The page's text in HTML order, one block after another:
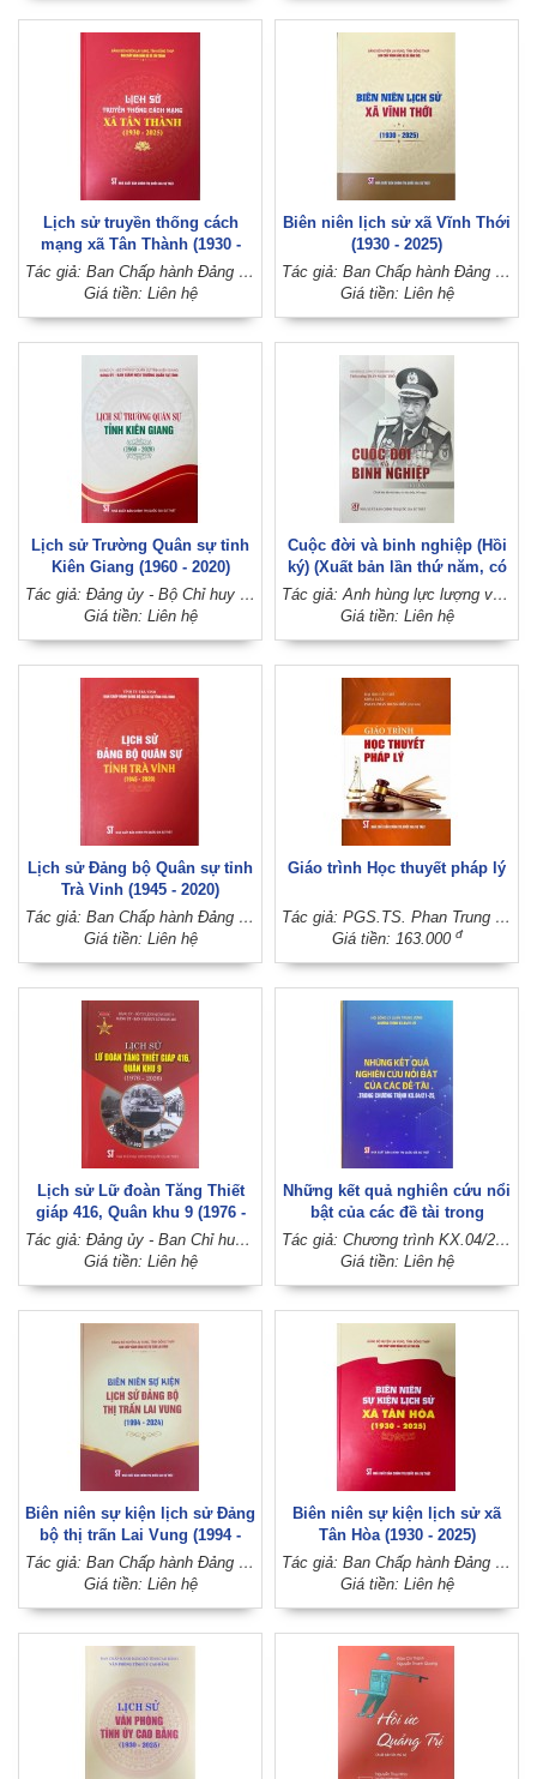
Lịch sử truyền thống cách
mạng xã Tân Thành (1930 -
2025)
Tác giả: Ban Chấp hành Đảng bộ xã Tân Thành (Đảng bộ huyện Lai Vung, tỉnh Đồng Tháp)
Giá tiền: Liên hệ
Biên niên lịch sử xã Vĩnh Thới
(1930 - 2025)
Tác giả: Ban Chấp hành Đảng bộ xã Vĩnh Thới (Đảng bộ huyện Lai Vung, tỉnh Đồng Tháp)
Giá tiền: Liên hệ
Lịch sử Trường Quân sự tỉnh
Kiên Giang (1960 - 2020)
Tác giả: Đảng ủy - Bộ Chỉ huy quân sự tỉnh Kiên Giang
Giá tiền: Liên hệ
Cuộc đời và binh nghiệp (Hồi
ký) (Xuất bản lần thứ năm, có
sửa chữa, bổ sung)
Tác giả: Anh hùng lực lượng vũ trang nhân dân, Thiếu tướng Trần Ngọc Thổ
Giá tiền: Liên hệ
Lịch sử Đảng bộ Quân sự tỉnh
Trà Vinh (1945 - 2020)
Tác giả: Ban Chấp hành Đảng bộ Quân sự tỉnh Trà Vinh (Tỉnh ủy Trà Vinh)
Giá tiền: Liên hệ
Giáo trình Học thuyết pháp lý
Tác giả: PGS.TS. Phan Trung Hiền (Chủ biên)
Giá tiền: 163.000 đ
Lịch sử Lữ đoàn Tăng Thiết
giáp 416, Quân khu 9 (1976 -
2026)
Tác giả: Đảng ủy - Ban Chỉ huy Lữ đoàn 416 (Đảng ủy - Bộ Tư lệnh Quân khu 9)
Giá tiền: Liên hệ
Những kết quả nghiên cứu nổi
bật của các đề tài trong
Chương trình KX.04/21-25 Tác giả: Chương trình KX.04/21-25 (Hội đồng Lý luận Trung ương)
Giá tiền: Liên hệ
Biên niên sự kiện lịch sử Đảng
bộ thị trấn Lai Vung (1994 -
2024)
Tác giả: Ban Chấp hành Đảng bộ thị trấn Lai Vung (Đảng bộ huyện Lai Vung, tỉnh Đồng Tháp)
Giá tiền: Liên hệ
Biên niên sự kiện lịch sử xã
Tân Hòa (1930 - 2025)
Tác giả: Ban Chấp hành Đảng bộ xã Tân Hòa (Đảng bộ huyện Lai Vung, tỉnh Đồng Tháp)
Giá tiền: Liên hệ